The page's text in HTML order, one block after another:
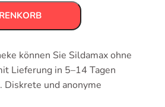
können Sie Sildamax ohne
Lieferung in 5–14 Tagen
und anonyme